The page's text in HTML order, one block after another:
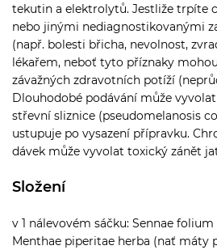
tekutin a elektrolytů. Jestliže trpíte
nebo jinými nediagnostikovanými
(např. bolesti břicha, nevolnost,
lékařem, neboť tyto příznaky
závažných zdravotních potíží
Dlouhodobé podávání může
střevní sliznice (pseudomelanosis
ustupuje po vysazení přípravku.
dávek může vyvolat toxický zánět
Složení
v 1 nálevovém sáčku: Sennae
Menthae piperitae herba (nať máty